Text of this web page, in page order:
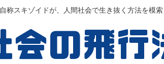
自称スキゾイドが、人間社会で生き抜く方法を模索